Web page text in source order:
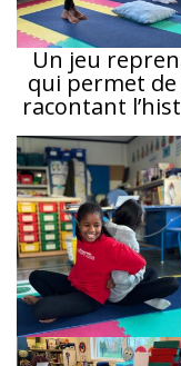
Un jeu
qui permet de
racontant